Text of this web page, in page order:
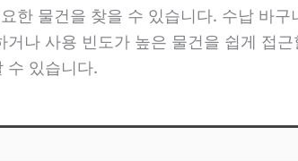
한 물건을 찾을 수 있습니다. 수납 바
나 사용 빈도가 높은 물건을 쉽게 접
수 있습니다.